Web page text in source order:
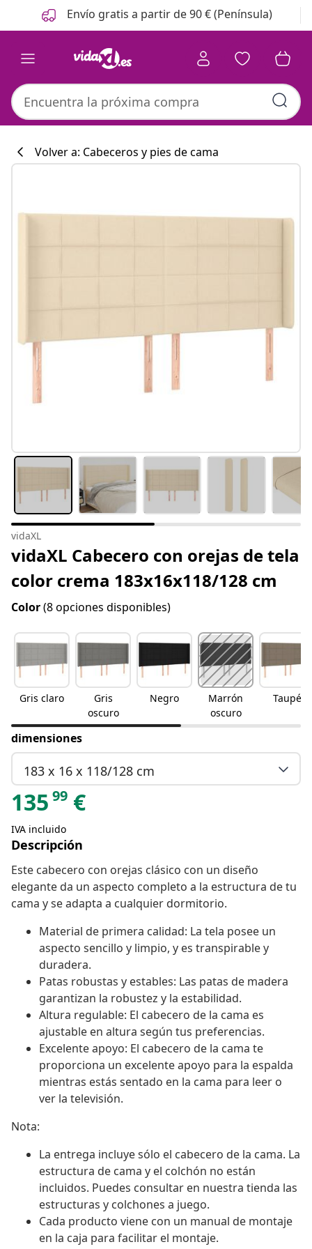
Anterior
Siguiente Envío gratis a partir de 90 € (Península)
Volver a: Cabeceros y pies de cama
vidaXL
vidaXL Cabecero con orejas de tela
color crema 183x16x118/128 cm
Color(8 opciones disponibles)
Gris claro
Gris
oscuro
Negro
Marrón
oscuro
Taupé
dimensiones
183 x 16 x 118/128 cm
135 99 €
IVA incluido
Descripción
Este cabecero con orejas clásico con un diseño
elegante da un aspecto completo a la estructura de tu
cama y se adapta a cualquier dormitorio.
Material de primera calidad: La tela posee un
aspecto sencillo y limpio, y es transpirable y
duradera.
Patas robustas y estables: Las patas de madera
garantizan la robustez y la estabilidad.
Altura regulable: El cabecero de la cama es
ajustable en altura según tus preferencias.
Excelente apoyo: El cabecero de la cama te
proporciona un excelente apoyo para la espalda
mientras estás sentado en la cama para leer o
ver la televisión.
Nota:
La entrega incluye sólo el cabecero de la cama. La
estructura de cama y el colchón no están
incluidos. Puedes consultar en nuestra tienda las
estructuras y colchones a juego.
Cada producto viene con un manual de montaje
en la caja para facilitar el montaje.